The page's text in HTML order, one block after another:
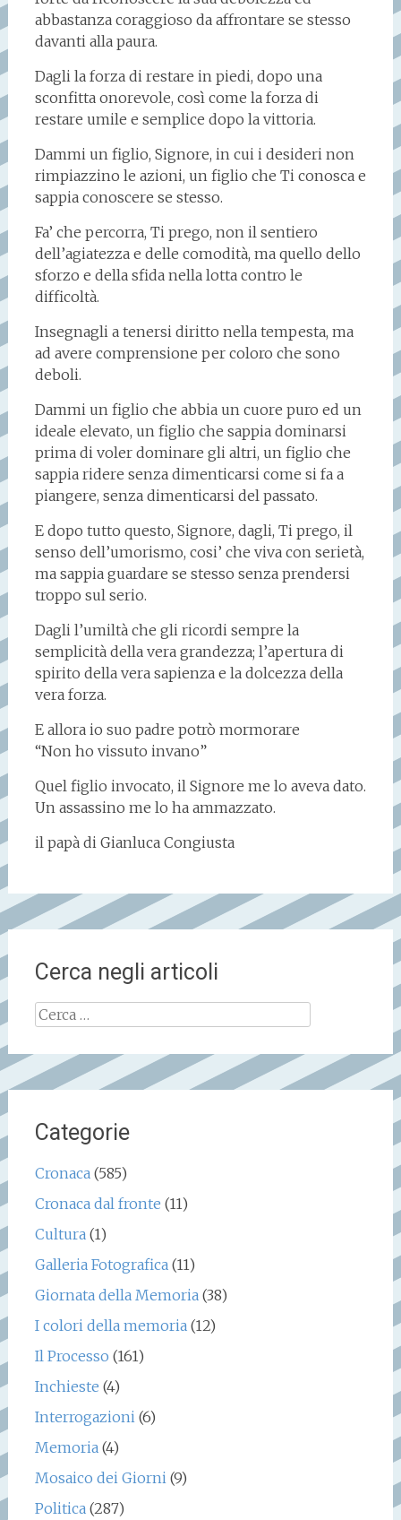
abbastanza coraggioso da affrontare se stesso
davanti alla paura.
Dagli la forza di restare in piedi, dopo una
sconfitta onorevole, così come la forza di
restare umile e semplice dopo la vittoria.
Dammi un figlio, Signore, in cui i desideri non
rimpiazzino le azioni, un figlio che Ti conosca e
sappia conoscere se stesso.
Fa’ che percorra, Ti prego, non il sentiero
dell’agiatezza e delle comodità, ma quello dello
sforzo e della sfida nella lotta contro le
difficoltà.
Insegnagli a tenersi diritto nella tempesta, ma
ad avere comprensione per coloro che sono
deboli.
Dammi un figlio che abbia un cuore puro ed un
ideale elevato, un figlio che sappia dominarsi
prima di voler dominare gli altri, un figlio che
sappia ridere senza dimenticarsi come si fa a
piangere, senza dimenticarsi del passato.
E dopo tutto questo, Signore, dagli, Ti prego, il
senso dell’umorismo, cosi’ che viva con serietà,
ma sappia guardare se stesso senza prendersi
troppo sul serio.
Dagli l’umiltà che gli ricordi sempre la
semplicità della vera grandezza; l’apertura di
spirito della vera sapienza e la dolcezza della
vera forza.
E allora io suo padre potrò mormorare
“Non ho vissuto invano”
Quel figlio invocato, il Signore me lo aveva dato.
Un assassino me lo ha ammazzato.
il papà di Gianluca Congiusta
Cerca negli articoli
Ricerca
Categorie
Cronaca(585)
Cronaca dal fronte (11)
Cultura(1)
Galleria Fotografica(11)
Giornata della Memoria(38)
I colori della memoria(12)
Il Processo (161)
Inchieste (4)
Interrogazioni(6)
Memoria(4)
Mosaico dei Giorni(9)
Politica(287)